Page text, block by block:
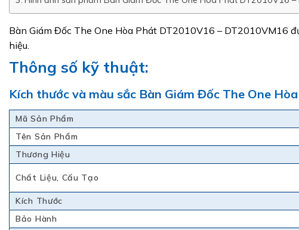
Bàn Giám Đốc The One Hòa Phát DT2010V16 – DT2010VM16
hiệu.
Thông số kỹ thuật:
Kích thước và màu sắc Bàn Giám Đốc The One
Mã Sản Phẩm
Tên Sản Phẩm
Thương Hiệu
Chất Liệu, Cấu Tạo
Kích Thước
Bảo Hành